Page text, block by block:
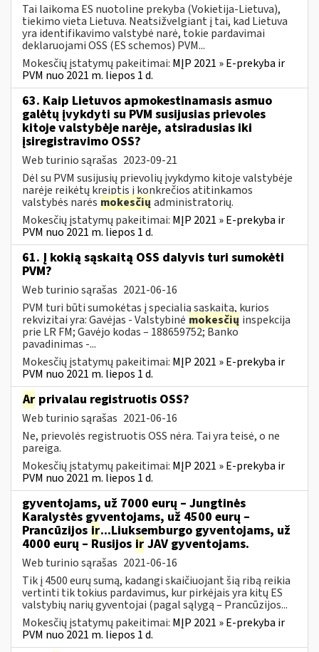
Tai laikoma ES nuotoline prekyba (Vokietija-Lietuva),
tiekimo vieta Lietuva. Neatsižvelgiant į tai, kad Lietuva
yra identifikavimo valstybė narė, tokie pardavimai
deklaruojami OSS (ES schemos) PVM...
Mokesčių įstatymų pakeitimai: MĮP 2021 » E-prekyba ir
PVM nuo 2021 m. liepos 1 d.
63. Kaip Lietuvos apmokestinamasis asmuo
galėtų įvykdyti su PVM susijusias prievoles
kitoje valstybėje narėje, atsiradusias iki
įsiregistravimo OSS?
Web turinio sąrašas 2023-09-21
Dėl su PVM susijusių prievolių įvykdymo kitoje valstybėje
narėje reikėtų kreiptis į konkrečios atitinkamos
valstybės narės mokesčių administratorių.
Mokesčių įstatymų pakeitimai: MĮP 2021 » E-prekyba ir
PVM nuo 2021 m. liepos 1 d.
61. Į kokią sąskaitą OSS dalyvis turi sumokėti
PVM?
Web turinio sąrašas 2021-06-16
PVM turi būti sumokėtas į specialią sąskaitą, kurios
rekvizitai yra: Gavėjas - Valstybinė mokesčių inspekcija
prie LR FM; Gavėjo kodas – 188659752; Banko
pavadinimas -...
Mokesčių įstatymų pakeitimai: MĮP 2021 » E-prekyba ir
PVM nuo 2021 m. liepos 1 d.
Ar privalau registruotis OSS?
Web turinio sąrašas 2021-06-16
Ne, prievolės registruotis OSS nėra. Tai yra teisė, o ne
pareiga.
Mokesčių įstatymų pakeitimai: MĮP 2021 » E-prekyba ir
PVM nuo 2021 m. liepos 1 d.
gyventojams, už 7000 eurų – Jungtinės
Karalystės gyventojams, už 4500 eurų –
Prancūzijos ir...Liuksemburgo gyventojams, už
4000 eurų – Rusijos ir JAV gyventojams.
Web turinio sąrašas 2021-06-16
Tik į 4500 eurų sumą, kadangi skaičiuojant šią ribą reikia
vertinti tik tokius pardavimus, kur pirkėjais yra kitų ES
valstybių narių gyventojai (pagal sąlygą – Prancūzijos...
Mokesčių įstatymų pakeitimai: MĮP 2021 » E-prekyba ir
PVM nuo 2021 m. liepos 1 d.